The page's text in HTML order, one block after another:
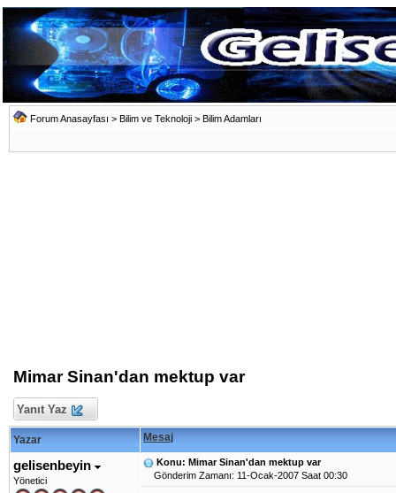
Forum Anasayfası > Bilim ve Teknoloji > Bilim Adamları
Mimar Sinan'dan mektup var
Yanıt Yaz
Yazar Mesaj
gelisenbeyin
Yönetici
Konu: Mimar Sinan'dan mektup var
Gönderim Zamanı: 11-Ocak-2007 Saat 00:30